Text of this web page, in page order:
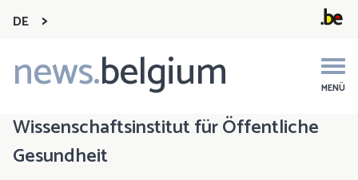
DE
news.belgium MENÜ
Main
navigation
Wissenschaftsinstitut für Öffentliche
Gesundheit